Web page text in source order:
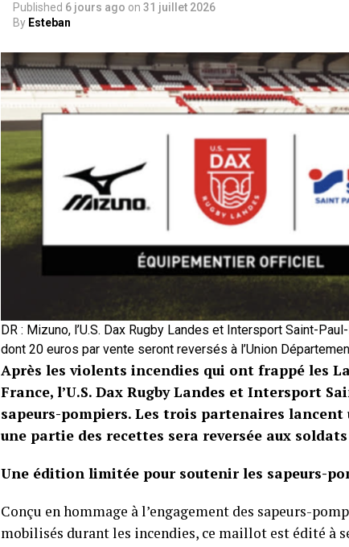
Published 6 jours ago on 31 juillet 2026
By Esteban
DR : Mizuno, l’U.S. Dax Rugby Landes et Intersport Saint-
dont 20 euros par vente seront reversés à l’Union
Après les violents incendies qui ont frappé les
France, l’U.S. Dax Rugby Landes et Intersport
sapeurs-pompiers. Les trois partenaires
une partie des recettes sera reversée aux
Une édition limitée pour soutenir les sapeurs-
Conçu en hommage à l’engagement des sapeurs-
mobilisés durant les incendies, ce maillot est édité à